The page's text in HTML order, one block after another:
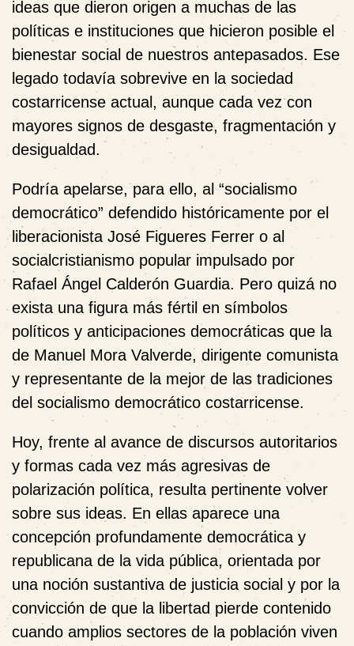
ideas que dieron origen a muchas de las
políticas e instituciones que hicieron posible el
bienestar social de nuestros antepasados. Ese
legado todavía sobrevive en la sociedad
costarricense actual, aunque cada vez con
mayores signos de desgaste, fragmentación y
desigualdad.
Podría apelarse, para ello, al “socialismo
democrático” defendido históricamente por el
liberacionista José Figueres Ferrer o al
socialcristianismo popular impulsado por
Rafael Ángel Calderón Guardia. Pero quizá no
exista una figura más fértil en símbolos
políticos y anticipaciones democráticas que la
de Manuel Mora Valverde, dirigente comunista
y representante de la mejor de las tradiciones
del socialismo democrático costarricense.
Hoy, frente al avance de discursos autoritarios
y formas cada vez más agresivas de
polarización política, resulta pertinente volver
sobre sus ideas. En ellas aparece una
concepción profundamente democrática y
republicana de la vida pública, orientada por
una noción sustantiva de justicia social y por la
convicción de que la libertad pierde contenido
cuando amplios sectores de la población viven